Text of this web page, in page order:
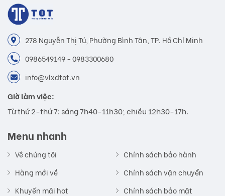
278 Nguyễn Thị Tú, Phường Bình Tân, TP. Hồ Chí Minh
0986549149 - 0983300680
info@vlxdtot.vn
Giờ làm việc:
Từ thứ 2-thứ 7: sáng 7h40-11h30; chiều 12h30-17h.
Menu nhanh
Về chúng tôi
Hàng mới về
Khuyến mãi hot
Chính sách bảo hành
Chính sách vận chuyển
Chính sách bảo mật